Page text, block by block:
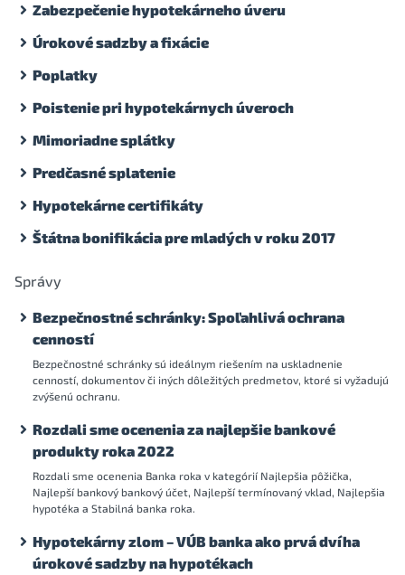
Zabezpečenie hypotekárneho úveru
Úrokové sadzby a fixácie
Poplatky
Poistenie pri hypotekárnych úveroch
Mimoriadne splátky
Predčasné splatenie
Hypotekárne certifikáty
Štátna bonifikácia pre mladých v roku 2017
Správy
Bezpečnostné schránky: Spoľahlivá ochrana
cenností
Bezpečnostné schránky sú ideálnym riešením na uskladnenie
cenností, dokumentov či iných dôležitých predmetov, ktoré si vyžadujú
zvýšenú ochranu.
Rozdali sme ocenenia za najlepšie bankové
produkty roka 2022
Rozdali sme ocenenia Banka roka v kategórií Najlepšia pôžička,
Najlepší bankový bankový účet, Najlepší termínovaný vklad, Najlepšia
hypotéka a Stabilná banka roka.
Hypotekárny zlom – VÚB banka ako prvá dvíha
úrokové sadzby na hypotékach